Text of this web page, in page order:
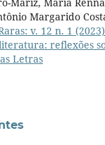
Margarido
v. 12 n. 1
reflexões
Letras